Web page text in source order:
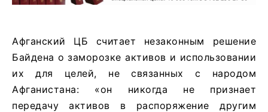
Афганский ЦБ считает незаконным решение
Байдена о заморозке активов и использовании
их для целей, не связанных с народом
Афганистана: «он никогда не признает
передачу активов в распоряжение другим